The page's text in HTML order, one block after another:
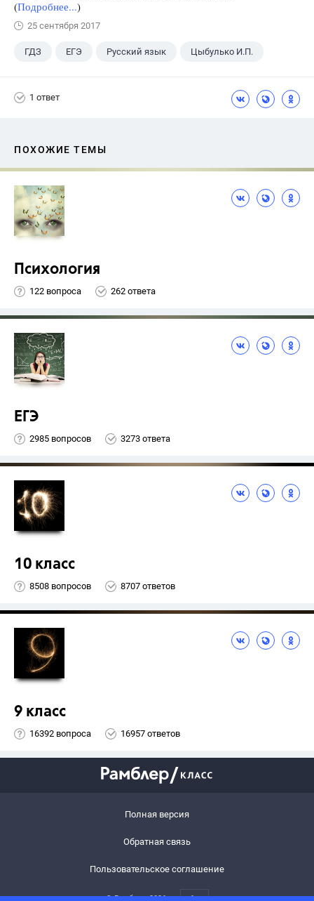
(Подробнее...)
25 сентября 2017
ГДЗ ЕГЭ Русский язык Цыбулько И.П.
1 ответ
ПОХОЖИЕ ТЕМЫ
Психология
122 вопроса 262 ответа
ЕГЭ
2985 вопросов 3273 ответа
10 класс
8508 вопросов 8707 ответов
9 класс
16392 вопроса 16957 ответов
Полная версия
Обратная связь
Пользовательское соглашение
© Рамблер,2026 6+